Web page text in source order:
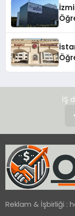
İŞ
Reklam & İşbirliği :